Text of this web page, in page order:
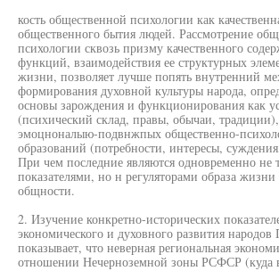
кость общественной психологии как
общественного бытия людей. Рассмотрение
психологии сквозь призму качественного
функций, взаимодействия ее структурных
жизни, позволяет лучше попять внутренний
формирования духовной культуры народа,
основы зарождения и функционирования как
(психический склад, правы, обычаи,
эмоцноналыю-подвнжпых общественно-
образований (потребности, интересы,
При чем последние являются одновременно не
показателями, но н регуляторами образа
общности.
2. Изучение конкретно-исторических
экономического и духовного развития
показывает, что неверная региональная
отношении Нечерноземной зоны РСФСР (куда